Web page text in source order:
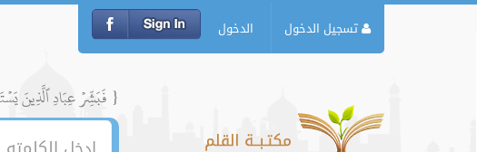
تسجيل الدخول الدخول
{ فَبَشِّرۡ عِبَادِ ٱلَّذِينَ